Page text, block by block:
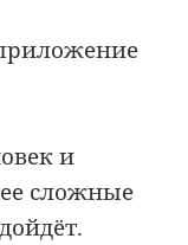
и
сложные